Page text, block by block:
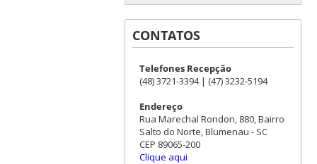
CONTATOS
Telefones Recepção
(48) 3721-3394 | (47) 3232-5194
Endereço
Rua Marechal Rondon, 880, Bairro
Salto do Norte, Blumenau - SC
CEP 89065-200
Clique aqui